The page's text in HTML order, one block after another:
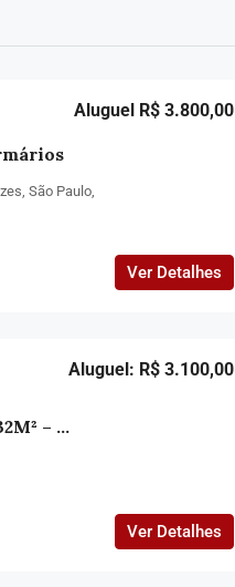
Aluguel R$ 3.800,00
São Paulo,
Ver Detalhes
STUDIO – EM FTE AO POLIEDRO – 32M² – TOTALMENTE MOBILIADO
Aluguel: R$ 3.100,00
Ver Detalhes